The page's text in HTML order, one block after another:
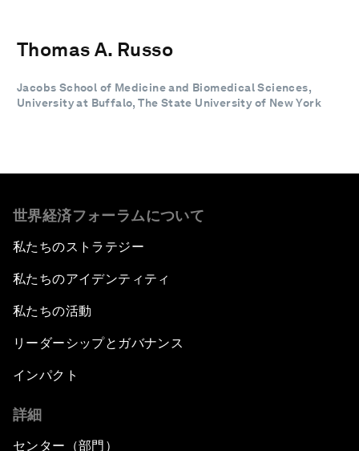
Thomas A. Russo
Jacobs School of Medicine and Biomedical Sciences,
University at Buffalo, The State University of New York
世界経済フォーラムについて
私たちのストラテジー
私たちのアイデンティティ
私たちの活動
リーダーシップとガバナンス
インパクト
詳細
センター（部門）